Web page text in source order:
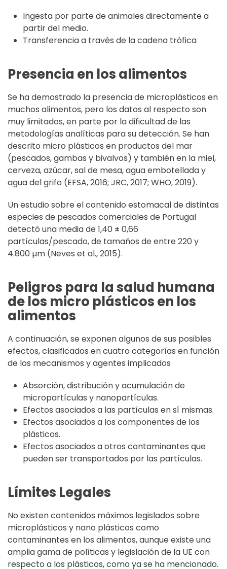
Ingesta por parte de animales directamente a
partir del medio.
Transferencia a través de la cadena trófica
Presencia en los alimentos
Se ha demostrado la presencia de microplásticos en
muchos alimentos, pero los datos al respecto son
muy limitados, en parte por la dificultad de las
metodologías analíticas para su detección. Se han
descrito micro plásticos en productos del mar
(pescados, gambas y bivalvos) y también en la miel,
cerveza, azúcar, sal de mesa, agua embotellada y
agua del grifo (EFSA, 2016; JRC, 2017; WHO, 2019).
Un estudio sobre el contenido estomacal de distintas
especies de pescados comerciales de Portugal
detectó una media de 1,40 ± 0,66
partículas/pescado, de tamaños de entre 220 y
4.800 µm (Neves et al., 2015).
Peligros para la salud humana
de los micro plásticos en los
alimentos
A continuación, se exponen algunos de sus posibles
efectos, clasificados en cuatro categorías en función
de los mecanismos y agentes implicados
Absorción, distribución y acumulación de
micropartículas y nanopartículas.
Efectos asociados a las partículas en sí mismas.
Efectos asociados a los componentes de los
plásticos.
Efectos asociados a otros contaminantes que
pueden ser transportados por las partículas.
Límites Legales
No existen contenidos máximos legislados sobre
microplásticos y nano plásticos como
contaminantes en los alimentos, aunque existe una
amplia gama de políticas y legislación de la UE con
respecto a los plásticos, como ya se ha mencionado.